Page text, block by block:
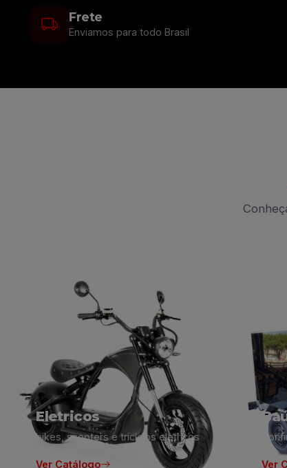
Frete
Enviamos para todo Brasil
Eletricos
bikes, scooters e triciclos eletricos
Ver Catálogo Ver